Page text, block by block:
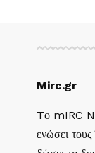
Mirc.gr
Tο mIRC
ενώσει